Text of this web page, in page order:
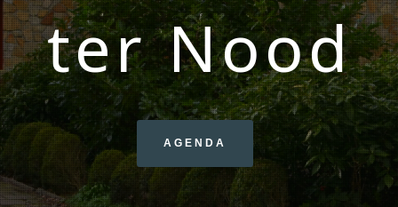
ter Nood
AGENDA